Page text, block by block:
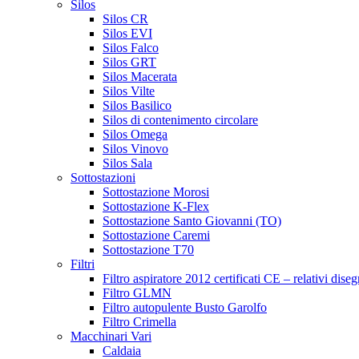
Silos
Silos CR
Silos EVI
Silos Falco
Silos GRT
Silos Macerata
Silos Vilte
Silos Basilico
Silos di contenimento circolare
Silos Omega
Silos Vinovo
Silos Sala
Sottostazioni
Sottostazione Morosi
Sottostazione K-Flex
Sottostazione Santo Giovanni (TO)
Sottostazione Caremi
Sottostazione T70
Filtri
Filtro aspiratore 2012 certificati CE – relativi
Filtro GLMN
Filtro autopulente Busto Garolfo
Filtro Crimella
Macchinari Vari
Caldaia